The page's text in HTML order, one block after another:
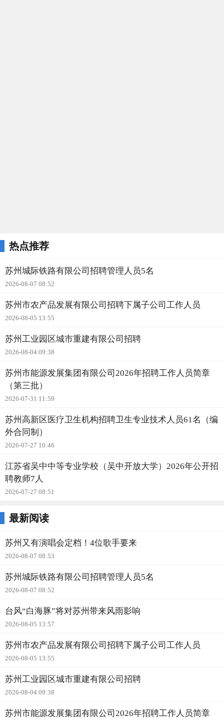
热点推荐
苏州城际铁路有限公司招聘管理人员5名
2026-08-07 08:52
苏州市农产品发展有限公司招聘下属子公司工作人员
2026-08-05 13:55
苏州工业园区城市重建有限公司招聘
2026-08-04 09:38
苏州市能源发展集团有限公司2026年招聘工作人员简章
（第三批）
2026-07-31 11:59
苏州高新区医疗卫生机构招聘卫生专业技术人员61名（编
外合同制）
2026-07-27 10:46
江苏省吴中中等专业学校（吴中开放大学）2026年公开招
聘教师7人
2026-07-27 08:51
最新阅读
苏州又有演唱会定档！4位歌手要来
2026-08-07 08:53
苏州城际铁路有限公司招聘管理人员5名
2026-08-07 08:52
台风“白海豚”将对苏州带来风雨影响
2026-08-05 13:57
苏州市农产品发展有限公司招聘下属子公司工作人员
2026-08-05 13:55
苏州工业园区城市重建有限公司招聘
2026-08-04 09:38
苏州市能源发展集团有限公司2026年招聘工作人员简章